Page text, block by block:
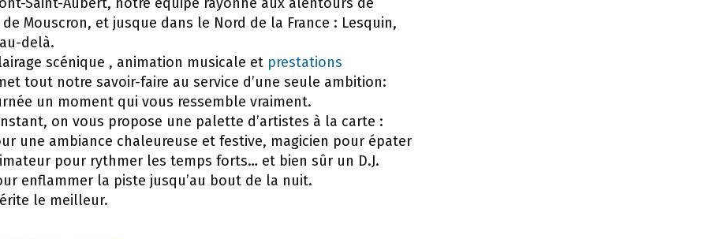
Mouscron, et jusque dans le Nord de la France : Lesquin,
delà.
scénique , animation musicale et prestations
tout notre savoir-faire au service d’une seule ambition:
un moment qui vous ressemble vraiment.
on vous propose une palette d’artistes à la carte :
une ambiance chaleureuse et festive, magicien pour épater
pour rythmer les temps forts… et bien sûr un D.J.
enflammer la piste jusqu’au bout de la nuit.
le meilleur.